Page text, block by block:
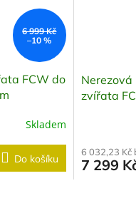
6 999 Kč
–10 %
FCW do
Skladem
Do košíku
zvířata
6 032,23 Kč
7 299